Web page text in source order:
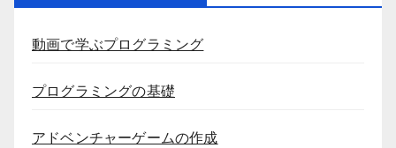
動画で学ぶプログラミング
プログラミングの基礎
アドベンチャーゲームの作成